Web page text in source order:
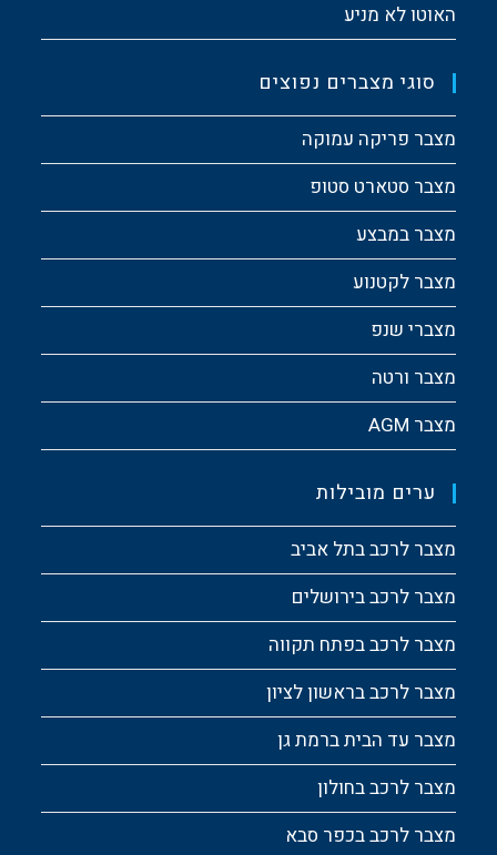
האוטו לא מניע
סוגי מצברים נפוצים
מצבר פריקה עמוקה
מצבר סטארט סטופ
מצבר במבצע
מצבר לקטנוע
מצברי שנפ
מצבר ורטה
מצבר AGM
ערים מובילות
מצבר לרכב בתל אביב
מצבר לרכב בירושלים
מצבר לרכב בפתח תקווה
מצבר לרכב בראשון לציון
מצבר עד הבית ברמת גן
מצבר לרכב בחולון
מצבר לרכב בכפר סבא